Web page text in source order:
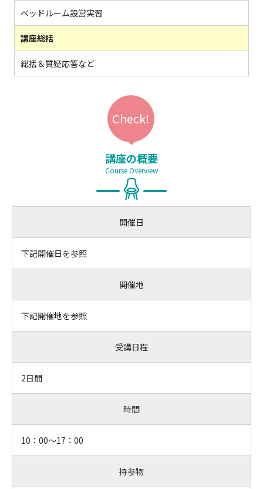
ベッドルーム設営実習
講座総括
総括＆質疑応答など
講座の概要
Course Overview
開催日
下記開催日を参照
開催地
下記開催地を参照
受講日程
2日間
時間
10：00～17：00
持参物